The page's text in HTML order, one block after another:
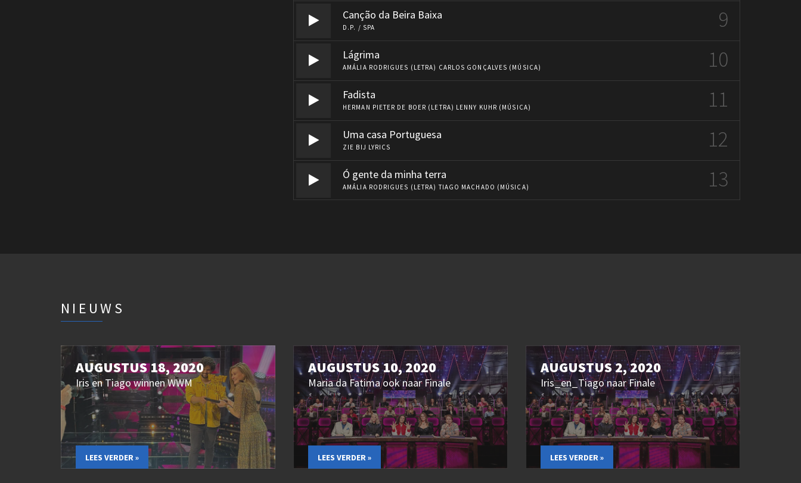
Canção da Beira Baixa
D.P. / SPA 9
Lágrima
AMÁLIA RODRIGUES (LETRA) CARLOS GONÇALVES (MÚSICA) 10
Fadista
HERMAN PIETER DE BOER (LETRA) LENNY KUHR (MÚSICA) 11
Uma casa Portuguesa
ZIE BIJ LYRICS 12
Ó gente da minha terra
AMÁLIA RODRIGUES (LETRA) TIAGO MACHADO (MÚSICA) 13
NIEUWS
AUGUSTUS 18, 2020
Iris en Tiago winnen WWM
LEES VERDER »
AUGUSTUS 10, 2020
Maria da Fatima ook naar Finale
LEES VERDER »
AUGUSTUS 2, 2020
Iris_en_Tiago naar Finale
LEES VERDER »